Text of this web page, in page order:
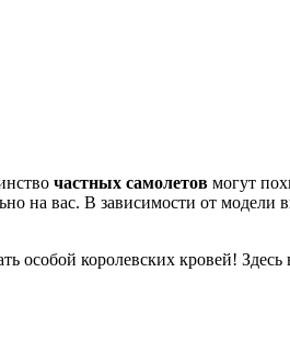
частных самолетов могут
на вас. В зависимости от модели
особой королевских кровей!